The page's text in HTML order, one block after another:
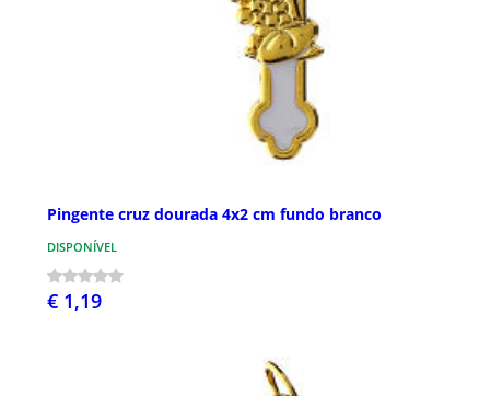
Pingente cruz dourada 4x2 cm fundo branco
DISPONÍVEL
€ 1,19